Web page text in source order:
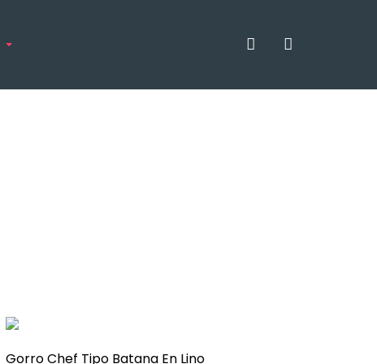
Gorro Chef Tipo Batana En Lino